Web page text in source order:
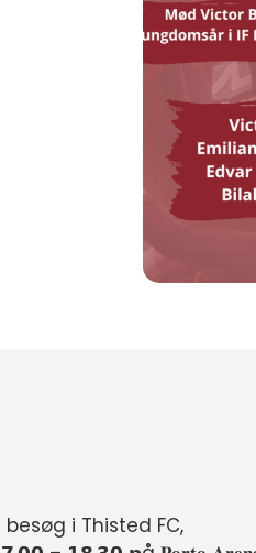
i Thisted FC,